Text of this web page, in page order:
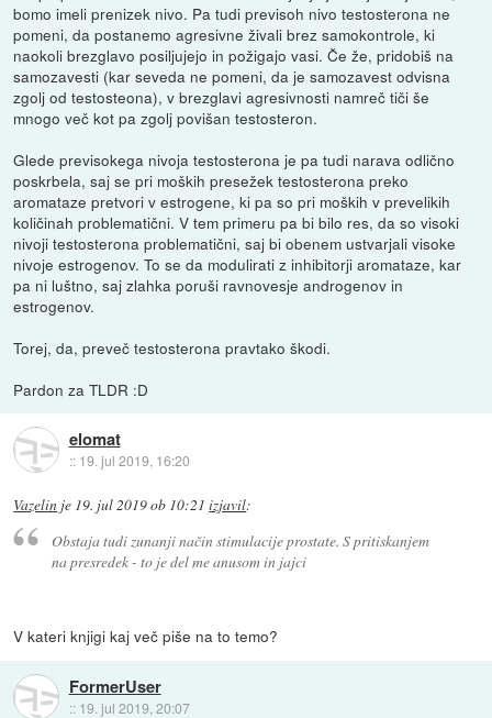
bomo imeli prenizek nivo. Pa tudi previsoh nivo testosterona ne
pomeni, da postanemo agresivne živali brez samokontrole, ki
naokoli brezglavo posiljujejo in požigajo vasi. Če že, pridobiš na
samozavesti (kar seveda ne pomeni, da je samozavest odvisna
zgolj od testosteona), v brezglavi agresivnosti namreč tiči še
mnogo več kot pa zgolj povišan testosteron.
Glede previsokega nivoja testosterona je pa tudi narava odlično
poskrbela, saj se pri moških presežek testosterona preko
aromataze pretvori v estrogene, ki pa so pri moških v prevelikih
količinah problematični. V tem primeru pa bi bilo res, da so visoki
nivoji testosterona problematični, saj bi obenem ustvarjali visoke
nivoje estrogenov. To se da modulirati z inhibitorji aromataze, kar
pa ni luštno, saj zlahka poruši ravnovesje androgenov in
estrogenov.
Torej, da, preveč testosterona pravtako škodi.
Pardon za TLDR :D
elomat
:: 19. jul 2019, 16:20
Vazelin je 19. jul 2019 ob 10:21 izjavil:
Obstaja tudi zunanji način stimulacije prostate. S pritiskanjem
na presredek - to je del me anusom in jajci
V kateri knjigi kaj več piše na to temo?
FormerUser
:: 19. jul 2019, 20:07